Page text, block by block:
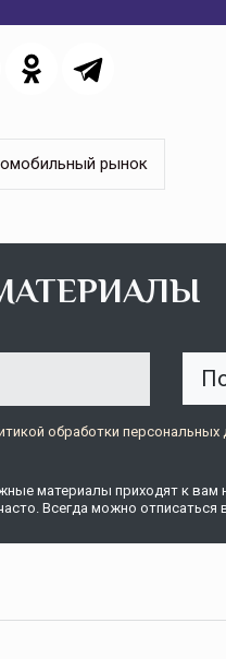
рынок
обработки персональных
материалы приходят к вам
Всегда можно отписаться